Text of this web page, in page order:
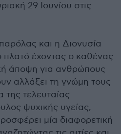
29 Ιουνίου στις
και η Διονυσία
πλατό έχοντας ο καθένας
άποψη για ανθρώπους
αλλάξει τη γνώμη τους
της τελευταίας
ψυχικής υγείας,
μία διαφορετική